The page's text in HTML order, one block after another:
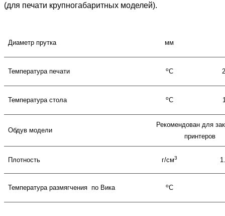
(для печати крупногабаритных моделей).
Диаметр прутка мм
Температура печати оС
Температура стола оС
Обдув модели
Рекомендован для
принтеров
Плотность г/см3
Температура размягчения по Вика оС